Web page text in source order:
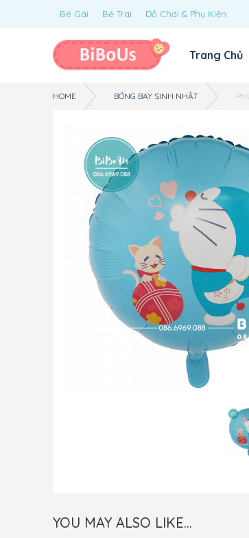
Bé Gái Bé Trai Đồ Chơi & Phụ Kiện
Trang Chủ
HOME BÓNG BAY SINH NHẬT
YOU MAY ALSO LIKE…